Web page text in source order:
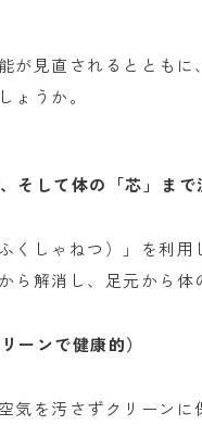
が見直されるととも
ょうか。
そして体の「芯」まで
くしゃねつ）」を利
ら解消し、足元から
ーンで健康的）
気を汚さずクリーンに